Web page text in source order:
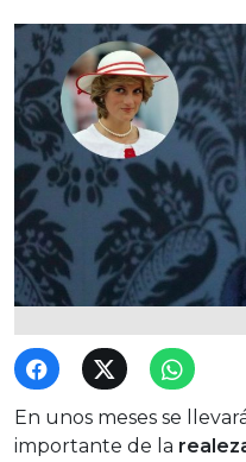
En unos meses se
importante de la